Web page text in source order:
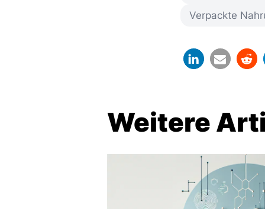
Verpackte
Weitere